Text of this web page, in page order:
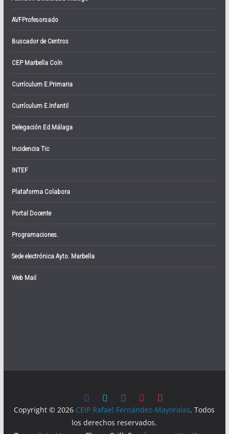
AVFProfesorsado
Buscador de Centros
CEP Marbella Coín
Currículum E.Primaria
Currículum E.Infantil
Delegación Ed.Málaga
Incidencia Tic
INTEF
Plataforma Colabora
Portal Docente
Programaciones.
Sede electrónica Ayto. Marbella
Web Mail
Copyright © 2026 CEIP Rafael Fernández-Mayoralas. Todos
los derechos reservados.